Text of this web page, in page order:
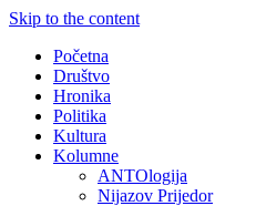
Skip to the content
Početna
Društvo
Hronika
Politika
Kultura
Kolumne
ANTOlogija
Nijazov Prijedor